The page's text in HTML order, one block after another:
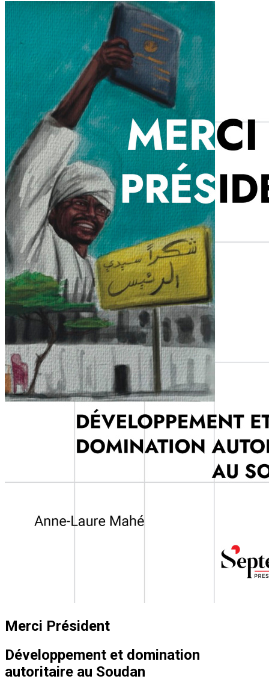
Merci Président
Développement et domination
autoritaire au Soudan